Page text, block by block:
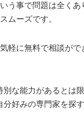
う事で問題は全く
ムーズです。
軽に無料で相談がで
な能力があるとは限
好みの専門家を探